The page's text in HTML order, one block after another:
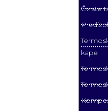
Čvrste
kape